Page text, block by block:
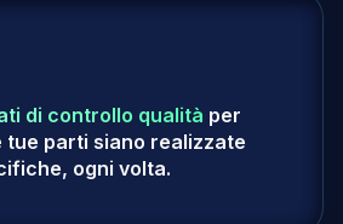
di controllo qualità per
tue parti siano realizzate
ogni volta.